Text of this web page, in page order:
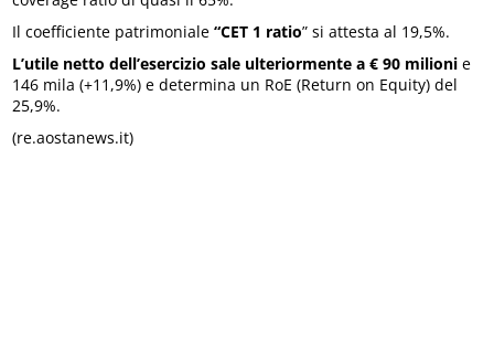
Il coefficiente patrimoniale“CET 1 ratio” si attesta al 19,5%.
L’utile netto dell’esercizio sale ulteriormente a € 90 milioni e
146 mila (+11,9%) e determina un RoE (Return on Equity) del
25,9%.
(re.aostanews.it)